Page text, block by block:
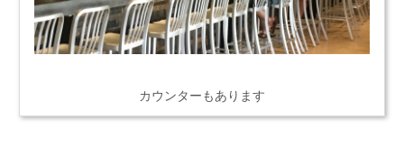
カウンターもあります